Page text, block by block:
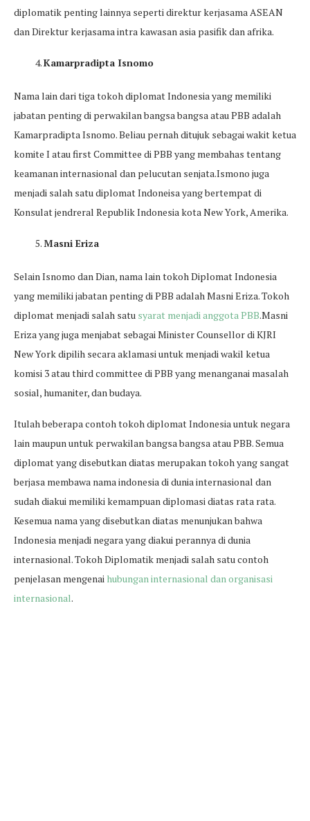
diplomatik penting lainnya seperti direktur kerjasama ASEAN
dan Direktur kerjasama intra kawasan asia pasifik dan afrika.
Kamarpradipta Isnomo
Nama lain dari tiga tokoh diplomat Indonesia yang memiliki
jabatan penting di perwakilan bangsa bangsa atau PBB adalah
Kamarpradipta Isnomo. Beliau pernah ditujuk sebagai wakit ketua
komite I atau first Committee di PBB yang membahas tentang
keamanan internasional dan pelucutan senjata.Ismono juga
menjadi salah satu diplomat Indoneisa yang bertempat di
Konsulat jendreral Republik Indonesia kota New York, Amerika.
Masni Eriza
Selain Isnomo dan Dian, nama lain tokoh Diplomat Indonesia
yang memiliki jabatan penting di PBB adalah Masni Eriza. Tokoh
diplomat menjadi salah satu syarat menjadi anggota PBB.Masni
Eriza yang juga menjabat sebagai Minister Counsellor di KJRI
New York dipilih secara aklamasi untuk menjadi wakil ketua
komisi 3 atau third committee di PBB yang menanganai masalah
sosial, humaniter, dan budaya.
Itulah beberapa contoh tokoh diplomat Indonesia untuk negara
lain maupun untuk perwakilan bangsa bangsa atau PBB. Semua
diplomat yang disebutkan diatas merupakan tokoh yang sangat
berjasa membawa nama indonesia di dunia internasional dan
sudah diakui memiliki kemampuan diplomasi diatas rata rata.
Kesemua nama yang disebutkan diatas menunjukan bahwa
Indonesia menjadi negara yang diakui perannya di dunia
internasional. Tokoh Diplomatik menjadi salah satu contoh
penjelasan mengenai hubungan internasional dan organisasi
internasional.